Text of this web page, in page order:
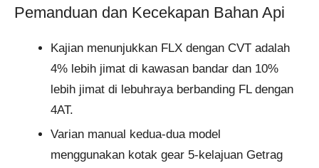
Pemanduan dan Kecekapan Bahan Api
Kajian menunjukkan FLX dengan CVT adalah
4% lebih jimat di kawasan bandar dan 10%
lebih jimat di lebuhraya berbanding FL dengan
4AT.
Varian manual kedua-dua model
menggunakan kotak gear 5-kelajuan Getrag